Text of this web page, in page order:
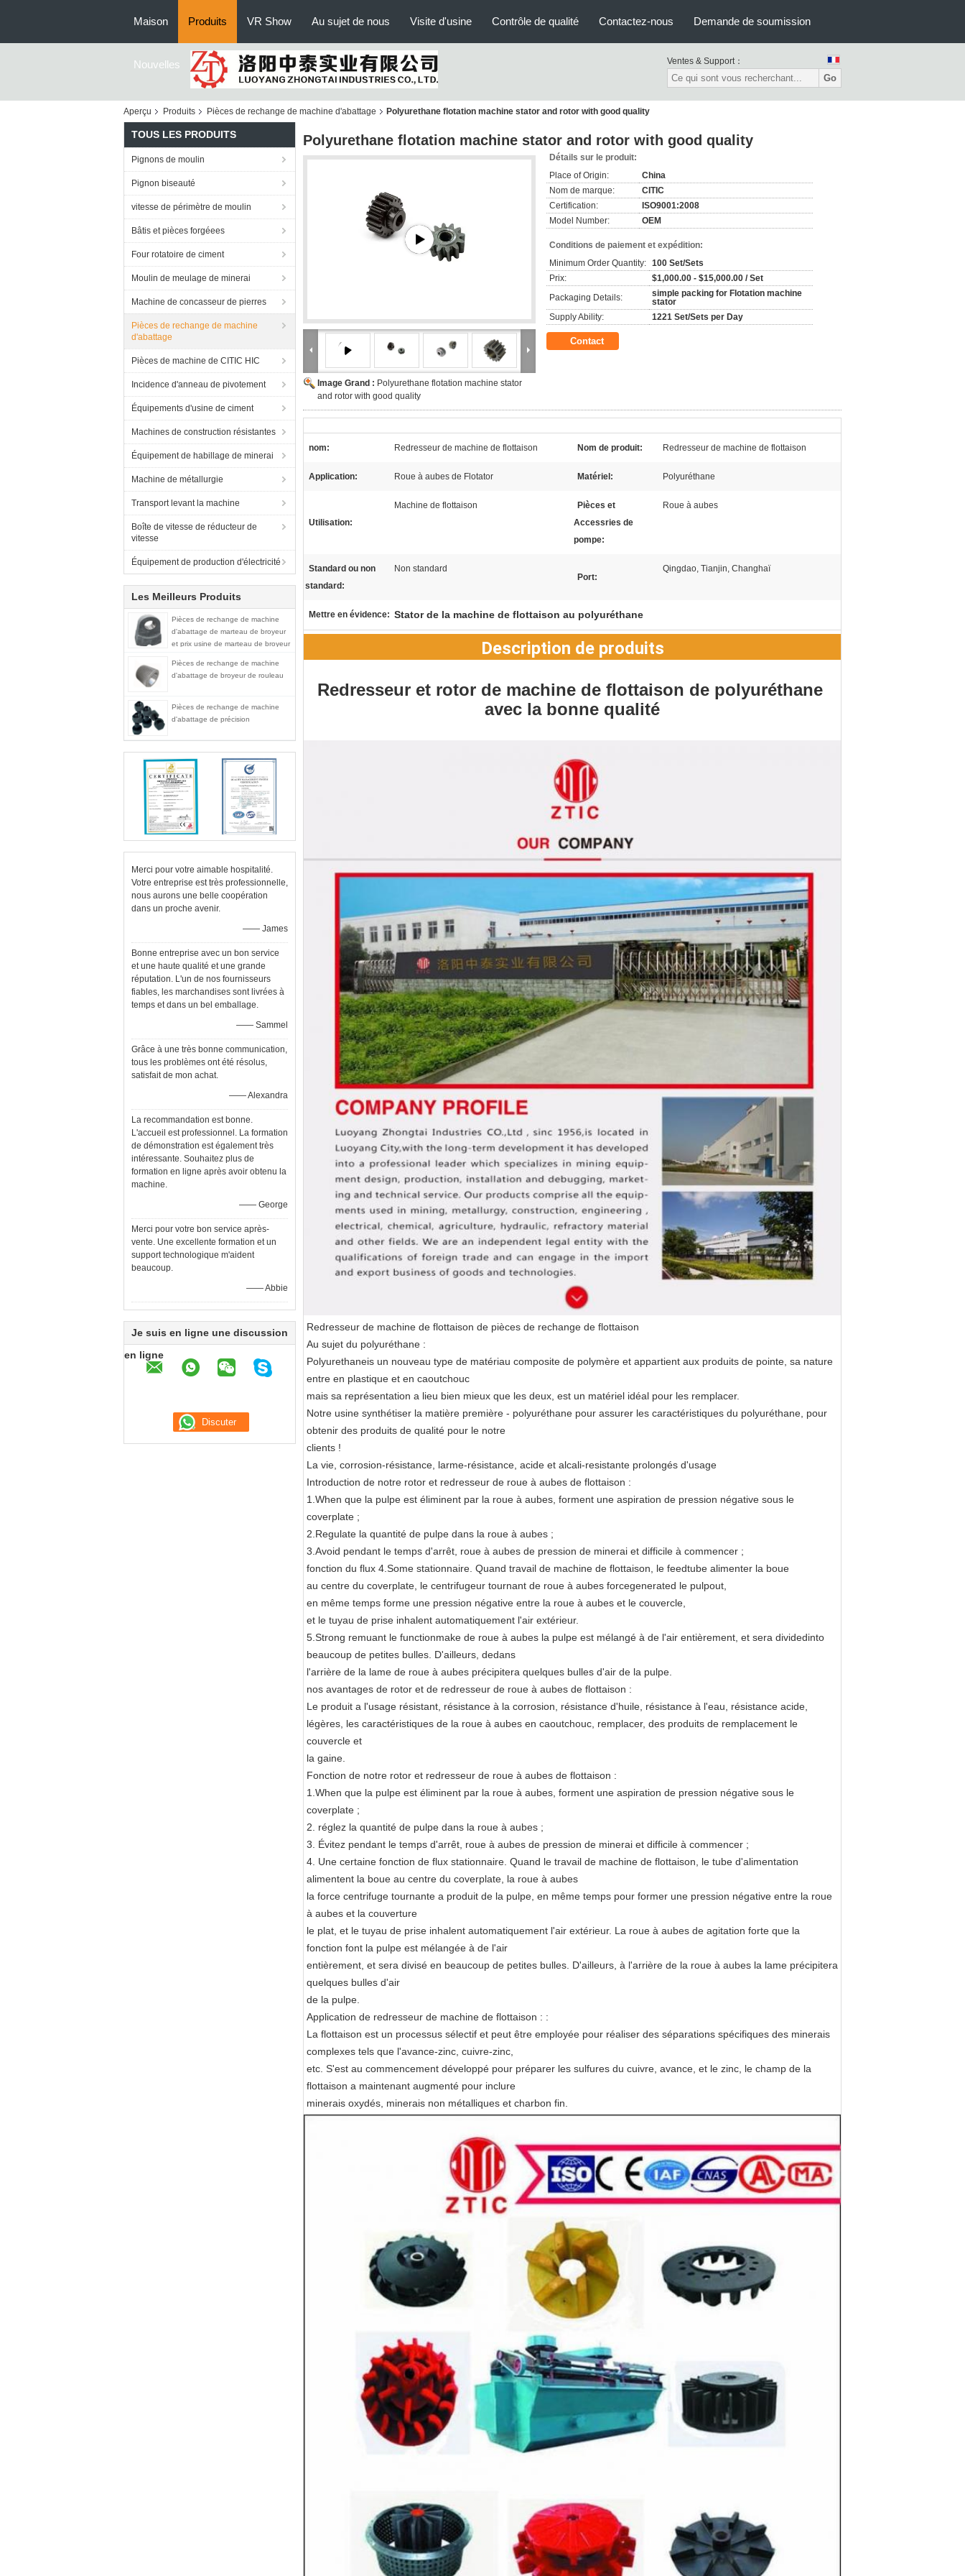
Maison Produits VR Show Au sujet de nous Visite d'usine Contrôle de qualité Contactez-nous Demande de soumission
Nouvelles Ventes & Support：
Go
Aperçu Produits Pièces de rechange de machine d'abattage Polyurethane flotation machine stator and rotor with good quality
TOUS LES PRODUITS
Pignons de moulin
Pignon biseauté
vitesse de périmètre de moulin
Bâtis et pièces forgéees
Four rotatoire de ciment
Moulin de meulage de minerai
Machine de concasseur de pierres
Pièces de rechange de machine
d'abattage
Pièces de machine de CITIC HIC
Incidence d'anneau de pivotement
Équipements d'usine de ciment
Machines de construction résistantes
Équipement de habillage de minerai
Machine de métallurgie
Transport levant la machine
Boîte de vitesse de réducteur de
vitesse
Équipement de production d'électricité
Les Meilleurs Produits
Pièces de rechange de machine
d'abattage de marteau de broyeur
et prix usine de marteau de broyeur
Pièces de rechange de machine
d'abattage de broyeur de rouleau
Pièces de rechange de machine
d'abattage de précision
Merci pour votre aimable hospitalité.
Votre entreprise est très professionnelle,
nous aurons une belle coopération
dans un proche avenir.
—— James
Bonne entreprise avec un bon service
et une haute qualité et une grande
réputation. L'un de nos fournisseurs
fiables, les marchandises sont livrées à
temps et dans un bel emballage.
—— Sammel
Grâce à une très bonne communication,
tous les problèmes ont été résolus,
satisfait de mon achat.
—— Alexandra
La recommandation est bonne.
L'accueil est professionnel. La formation
de démonstration est également très
intéressante. Souhaitez plus de
formation en ligne après avoir obtenu la
machine.
—— George
Merci pour votre bon service après-
vente. Une excellente formation et un
support technologique m'aident
beaucoup.
—— Abbie
Je suis en ligne une discussion
en ligne
Polyurethane flotation machine stator and rotor with good quality
Image Grand : Polyurethane flotation machine stator
and rotor with good quality
Détails sur le produit:
Place of Origin:
China
Nom de marque:
CITIC
Certification:
ISO9001:2008
Model Number:
OEM
Conditions de paiement et expédition:
Minimum Order Quantity: 100 Set/Sets
Prix:
$1,000.00 - $15,000.00 / Set
Packaging Details:
simple packing for Flotation machine
stator
Supply Ability:
1221 Set/Sets per Day
Contact
nom: Redresseur de machine de flottaison Nom de produit: Redresseur de machine de flottaison
Application: Roue à aubes de Flotator Matériel: Polyuréthane
Utilisation:
Machine de flottaison
Pièces et
Accessries de
pompe:
Roue à aubes
Standard ou non
standard:
Non standard
Port:
Qingdao, Tianjin, Changhaï
Mettre en évidence: Stator de la machine de flottaison au polyuréthane
Description de produits
Redresseur et rotor de machine de flottaison de polyuréthane
avec la bonne qualité
Redresseur de machine de flottaison de pièces de rechange de flottaison
Au sujet du polyuréthane :
Polyurethaneis un nouveau type de matériau composite de polymère et appartient aux produits de pointe, sa nature
entre en plastique et en caoutchouc
mais sa représentation a lieu bien mieux que les deux, est un matériel idéal pour les remplacer.
Notre usine synthétiser la matière première - polyuréthane pour assurer les caractéristiques du polyuréthane, pour
obtenir des produits de qualité pour le notre
clients !
La vie, corrosion-résistance, larme-résistance, acide et alcali-resistante prolongés d'usage
Introduction de notre rotor et redresseur de roue à aubes de flottaison :
1.When que la pulpe est éliminent par la roue à aubes, forment une aspiration de pression négative sous le
coverplate ;
2.Regulate la quantité de pulpe dans la roue à aubes ;
3.Avoid pendant le temps d'arrêt, roue à aubes de pression de minerai et difficile à commencer ;
fonction du flux 4.Some stationnaire. Quand travail de machine de flottaison, le feedtube alimenter la boue
au centre du coverplate, le centrifugeur tournant de roue à aubes forcegenerated le pulpout,
en même temps forme une pression négative entre la roue à aubes et le couvercle,
et le tuyau de prise inhalent automatiquement l'air extérieur.
5.Strong remuant le functionmake de roue à aubes la pulpe est mélangé à de l'air entièrement, et sera dividedinto
beaucoup de petites bulles. D'ailleurs, dedans
l'arrière de la lame de roue à aubes précipitera quelques bulles d'air de la pulpe.
nos avantages de rotor et de redresseur de roue à aubes de flottaison :
Le produit a l'usage résistant, résistance à la corrosion, résistance d'huile, résistance à l'eau, résistance acide,
légères, les caractéristiques de la roue à aubes en caoutchouc, remplacer, des produits de remplacement le
couvercle et
la gaine.
Fonction de notre rotor et redresseur de roue à aubes de flottaison :
1.When que la pulpe est éliminent par la roue à aubes, forment une aspiration de pression négative sous le
coverplate ;
2. réglez la quantité de pulpe dans la roue à aubes ;
3. Évitez pendant le temps d'arrêt, roue à aubes de pression de minerai et difficile à commencer ;
4. Une certaine fonction de flux stationnaire. Quand le travail de machine de flottaison, le tube d'alimentation
alimentent la boue au centre du coverplate, la roue à aubes
la force centrifuge tournante a produit de la pulpe, en même temps pour former une pression négative entre la roue
à aubes et la couverture
le plat, et le tuyau de prise inhalent automatiquement l'air extérieur. La roue à aubes de agitation forte que la
fonction font la pulpe est mélangée à de l'air
entièrement, et sera divisé en beaucoup de petites bulles. D'ailleurs, à l'arrière de la roue à aubes la lame précipitera
quelques bulles d'air
de la pulpe.
Application de redresseur de machine de flottaison : :
La flottaison est un processus sélectif et peut être employée pour réaliser des séparations spécifiques des minerais
complexes tels que l'avance-zinc, cuivre-zinc,
etc. S'est au commencement développé pour préparer les sulfures du cuivre, avance, et le zinc, le champ de la
flottaison a maintenant augmenté pour inclure
minerais oxydés, minerais non métalliques et charbon fin.